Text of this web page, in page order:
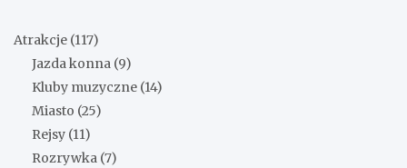
Atrakcje (117)
Jazda konna (9)
Kluby muzyczne (14)
Miasto (25)
Rejsy (11)
Rozrywka (7)